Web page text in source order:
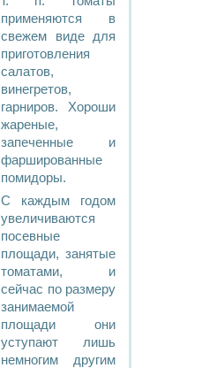
применяются в
свежем виде для
приготовления
салатов,
винегретов,
гарниров. Хороши
жареные,
запеченные и
фаршированные
помидоры.
С каждым годом
увеличиваются
посевные
площади, занятые
томатами, и
сейчас по размеру
занимаемой
площади они
уступают лишь
немногим другим